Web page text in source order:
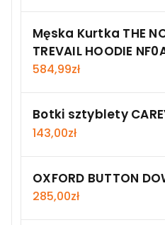
Męska Kurtka THE
TREVAIL HOODIE
584,99zł
Botki sztyblety
143,00zł
OXFORD BUTTON
285,00zł